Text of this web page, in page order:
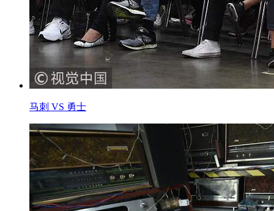
马刺 VS 勇士